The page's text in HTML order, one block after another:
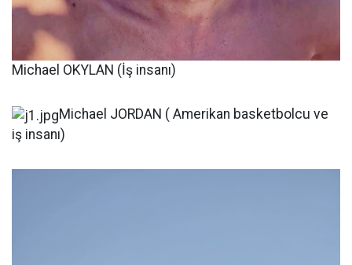
Michael OKYLAN (İş insanı)
Michael JORDAN ( Amerikan basketbolcu ve
iş insanı)